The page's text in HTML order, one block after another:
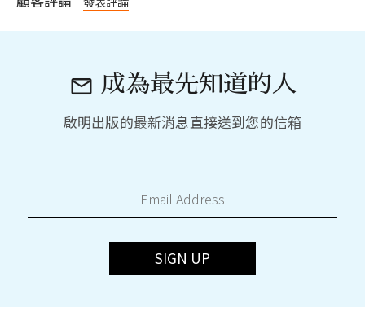
 成為最先知道的人
啟明出版的最新消息直接送到您的信箱
SIGN UP